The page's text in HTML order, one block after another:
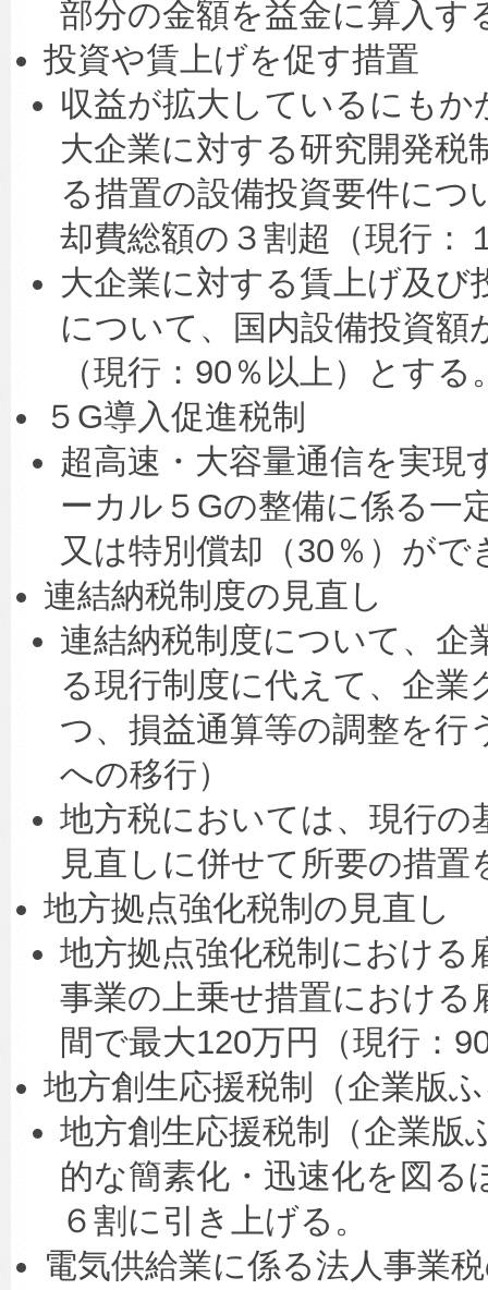
部分の金額を益金に算入す
投資や賃上げを促す措置
収益が拡大しているにも
大企業に対する研究開発税
る措置の設備投資要件につ
却費総額の３割超（現行：
大企業に対する賃上げ及び
について、国内設備投資額
（現行：90％以上）とする
５G導入促進税制
超高速・大容量通信を実現
ーカル５Gの整備に係る一
又は特別償却（30％）が
連結納税制度の見直し
連結納税制度について、企
る現行制度に代えて、企
つ、損益通算等の調整を行
への移行）
地方税においては、現行の
見直しに併せて所要の措置
地方拠点強化税制の見直し
地方拠点強化税制における
事業の上乗せ措置における
間で最大120万円（現行：
地方創生応援税制（企業版
地方創生応援税制（企業版
的な簡素化・迅速化を図る
６割に引き上げる。
電気供給業に係る法人事業